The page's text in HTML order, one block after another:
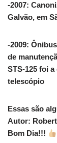
-2007:
Galvão, em
-2009:
de
STS-125 foi
telescópio
Essas são
Autor:
Bom Dia!!!